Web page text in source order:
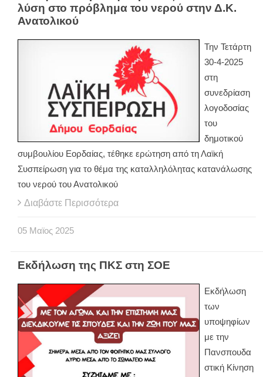
λύση στο πρόβλημα του νερού στην Δ.Κ.
Ανατολικού
Την Τετάρτη
30-4-2025
στη
συνεδρίαση
λογοδοσίας
του
δημοτικού
συμβουλίου Εορδαίας, τέθηκε ερώτηση από τη Λαϊκή
Συσπείρωση για το θέμα της καταλληλόλητας κατανάλωσης
του νερού του Ανατολικού
Διαβάστε Περισσότερα
05 Μαϊος 2025
Εκδήλωση της ΠΚΣ στη ΣΟΕ
Εκδήλωση
των
υποψηφίων
με την
Πανσπουδα
στική Κίνηση